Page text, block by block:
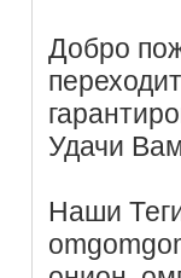
Добро
Удачи
Наши